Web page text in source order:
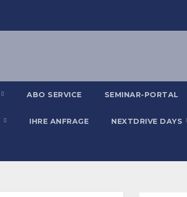
ABO SERVICE SEMINAR-PORTAL
IHRE ANFRAGE NEXTDRIVE DAYS